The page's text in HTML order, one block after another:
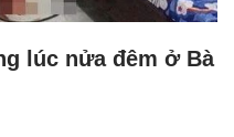
lúc nửa đêm ở Bà